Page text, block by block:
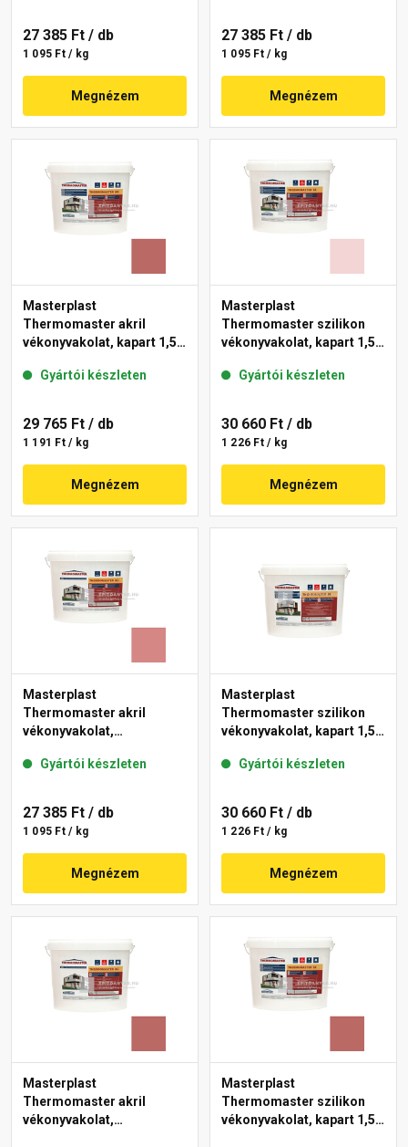
27 385 Ft / db
1 095 Ft / kg
Megnézem
27 385 Ft / db
1 095 Ft / kg
Megnézem
Masterplast
Thermomaster akril
vékonyvakolat, kapart 1,5
Gyártói készleten
29 765 Ft / db
1 191 Ft / kg
Megnézem
Masterplast
Thermomaster szilikon
vékonyvakolat, kapart 1,5
Gyártói készleten
30 660 Ft / db
1 226 Ft / kg
Megnézem
Masterplast
Thermomaster akril
vékonyvakolat,
21-D 25 kg
Gyártói készleten
27 385 Ft / db
1 095 Ft / kg
Megnézem
Masterplast
Thermomaster szilikon
vékonyvakolat, kapart 1,5
Gyártói készleten
30 660 Ft / db
1 226 Ft / kg
Megnézem
Masterplast
Thermomaster akril
vékonyvakolat,
Masterplast
Thermomaster szilikon
vékonyvakolat, kapart 1,5